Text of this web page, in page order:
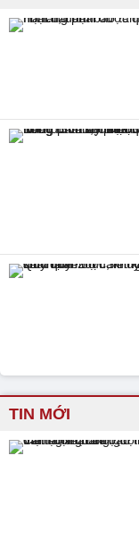
TIN MỚI